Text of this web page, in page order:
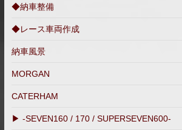
◆納車整備
◆レース車両作成
納車風景
MORGAN
CATERHAM
▶ -SEVEN160 / 170 / SUPERSEVEN600-